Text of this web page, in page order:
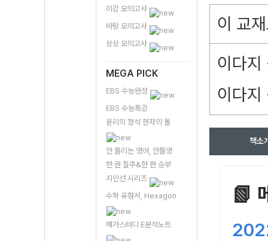
이감 모의고사
바탕 모의고사
상상 모의고사
MEGA PICK
EBS 수능완성
EBS 수능특강
윤리의 정석 현자의 돌
안 틀리는 영어, 안틀영
한 권 질주&한 판 승부
지인선 시리즈
수학 유형서, Hexagon
메가스터디 E분석노트
이 교
이다
이다
책소
📗